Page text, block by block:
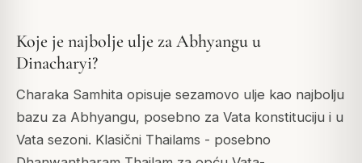
Koje je najbolje ulje za Abhyangu u
Dinacharyi?
Charaka Samhita opisuje sezamovo ulje kao najbolju
bazu za Abhyangu, posebno za Vata konstituciju i u
Vata sezoni. Klasični Thailams - posebno